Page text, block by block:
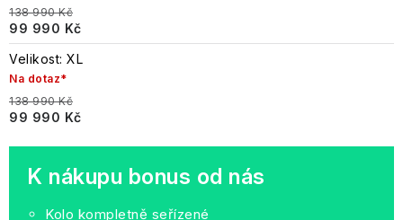
138 990 Kč
99 990 Kč
Velikost: XL
Na dotaz*
138 990 Kč
99 990 Kč
K nákupu bonus od nás
Kolo kompletně seřízené